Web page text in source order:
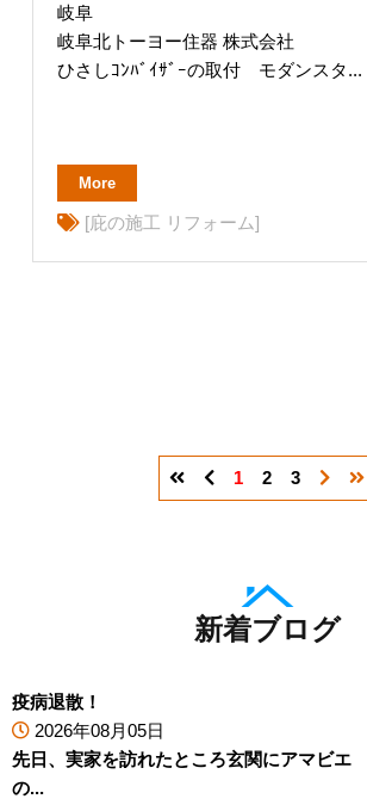
岐阜
岐阜北トーヨー住器 株式会社
ひさしｺﾝﾊﾞｲｻﾞｰの取付 モダンスタ...
More
[庇の施工 リフォーム]
1 2 3
新着ブログ
疫病退散！
2026年08月05日
先日、実家を訪れたところ玄関にアマビエ
の...